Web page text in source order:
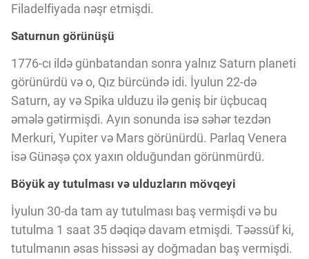
Gələcəyin Təhlili
Filadelfiyada nəşr etmişdi.
Saturnun görünüşü
1776-cı ildə günbatandan sonra yalnız Saturn planeti
görünürdü və o, Qız bürcündə idi. İyulun 22-də
Saturn, ay və Spika ulduzu ilə geniş bir üçbucaq
əmələ gətirmişdi. Ayın sonunda isə səhər tezdən
Merkuri, Yupiter və Mars görünürdü. Parlaq Venera
isə Günəşə çox yaxın olduğundan görünmürdü.
Böyük ay tutulması və ulduzların mövqeyi
İyulun 30-da tam ay tutulması baş vermişdi və bu
tutulma 1 saat 35 dəqiqə davam etmişdi. Təəssüf ki,
tutulmanın əsas hissəsi ay doğmadan baş vermişdi.